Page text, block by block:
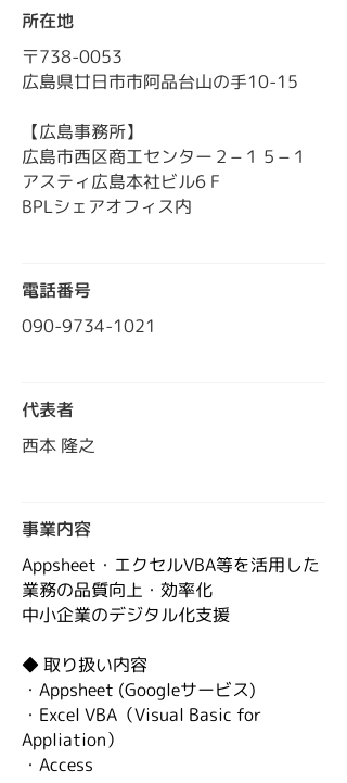
所在地
〒738-0053
広島県廿日市市阿品台山の手10-15
【広島事務所】
広島市西区商工センター２−１５−１
アスティ広島本社ビル6 F
BPLシェアオフィス内
電話番号
090-9734-1021
代表者
西本 隆之
​事業内容
Appsheet・エクセルVBA等を活用した
業務の品質向上・効率化
中小企業のデジタル化支援
◆ 取り扱い内容
・Appsheet (Googleサービス)
・Excel VBA（Visual Basic for
Appliation）
・Access